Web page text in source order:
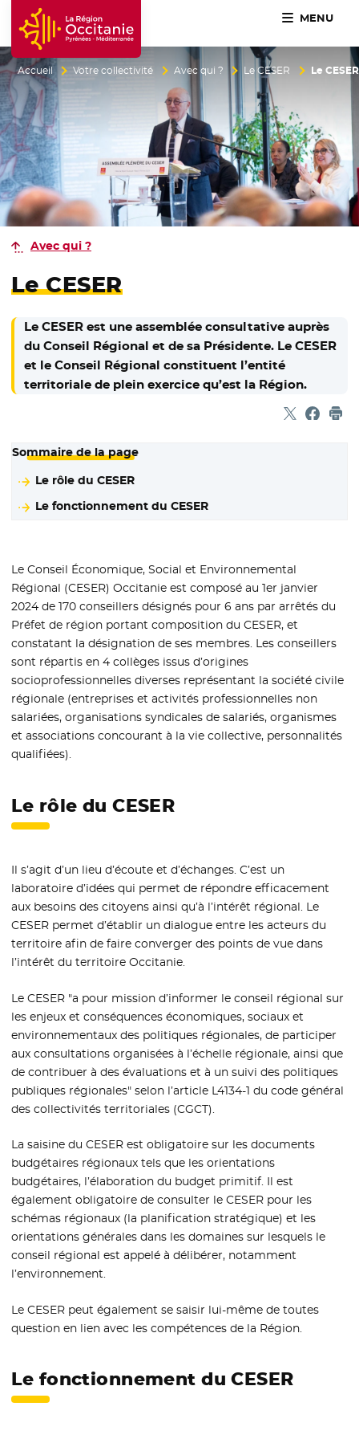
Accueil Région Occitanie / Pyrénées-Méditerranée
MENU
Accueil Votre collectivité Avec qui ? Le CESER Le CESER
Avec qui ?
Le CESER
Le CESER est une assemblée consultative auprès
du Conseil Régional et de sa Présidente. Le CESER
et le Conseil Régional constituent l’entité
territoriale de plein exercice qu’est la Région.
Partager
- Nouvelle
-
Sommaire de la page
Le rôle du CESER
Le fonctionnement du CESER
Le Conseil Économique, Social et Environnemental
Régional (CESER) Occitanie est composé au 1er janvier
2024 de 170 conseillers désignés pour 6 ans par arrêtés du
Préfet de région portant composition du CESER, et
constatant la désignation de ses membres. Les conseillers
sont répartis en 4 collèges issus d’origines
socioprofessionnelles diverses représentant la société civile
régionale (entreprises et activités professionnelles non
salariées, organisations syndicales de salariés, organismes
et associations concourant à la vie collective, personnalités
qualifiées).
Le rôle du CESER
Il s’agit d’un lieu d’écoute et d’échanges. C’est un
laboratoire d’idées qui permet de répondre efficacement
aux besoins des citoyens ainsi qu’à l’intérêt régional. Le
CESER permet d’établir un dialogue entre les acteurs du
territoire afin de faire converger des points de vue dans
l’intérêt du territoire Occitanie.
Le CESER "a pour mission d’informer le conseil régional sur
les enjeux et conséquences économiques, sociaux et
environnementaux des politiques régionales, de participer
aux consultations organisées à l’échelle régionale, ainsi que
de contribuer à des évaluations et à un suivi des politiques
publiques régionales" selon l’article L4134-1 du code général
des collectivités territoriales (CGCT).
La saisine du CESER est obligatoire sur les documents
budgétaires régionaux tels que les orientations
budgétaires, l’élaboration du budget primitif. Il est
également obligatoire de consulter le CESER pour les
schémas régionaux (la planification stratégique) et les
orientations générales dans les domaines sur lesquels le
conseil régional est appelé à délibérer, notamment
l’environnement.
Le CESER peut également se saisir lui-même de toutes
question en lien avec les compétences de la Région.
Le fonctionnement du CESER